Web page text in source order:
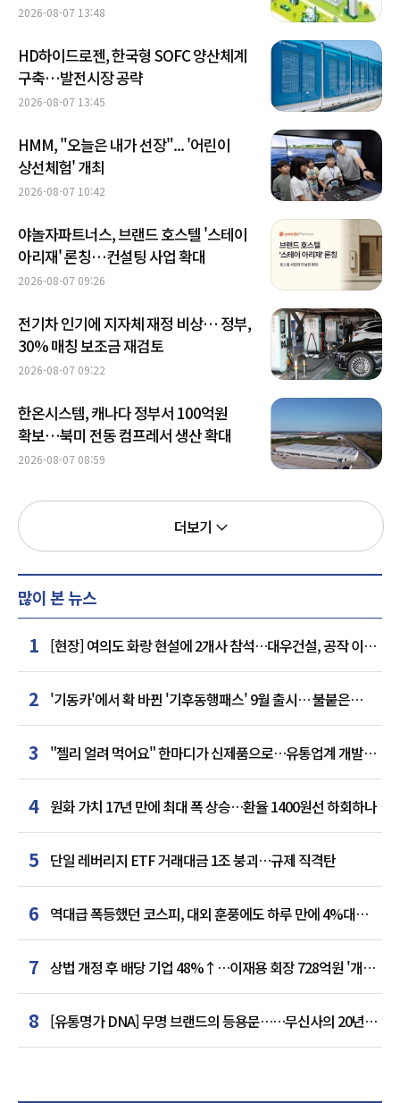
2026-08-07 13:48
HD하이드로젠, 한국형 SOFC 양산체계
구축…발전시장 공략
2026-08-07 13:45
HMM, "오늘은 내가 선장"... '어린이
상선체험' 개최
2026-08-07 10:42
야놀자파트너스, 브랜드 호스텔 '스테이
아리재' 론칭…컨설팅 사업 확대
2026-08-07 09:26
전기차 인기에 지자체 재정 비상… 정부,
30% 매칭 보조금 재검토
2026-08-07 09:22
한온시스템, 캐나다 정부서 100억원
확보…북미 전동 컴프레서 생산 확대
2026-08-07 08:59
더보기
많이 본 뉴스
1 [현장] 여의도 화랑 현설에 2개사 참석…대우건설, 공작 이어
추가 거점 확보하나
2 '기동카'에서 확 바뀐 '기후동행패스' 9월 출시… 불붙은
카드사 경쟁
3
"젤리 얼려 먹어요" 한마디가 신제품으로…유통업계 개발실
된 SNS
4 원화 가치 17년 만에 최대 폭 상승…환율 1400원선 하회하나
5 단일 레버리지 ETF 거래대금 1조 붕괴…규제 직격탄
6 역대급 폭등했던 코스피, 대외 훈풍에도 하루 만에 4%대
급락
7 상법 개정 후 배당 기업 48%↑…이재용 회장 728억원 '개인
최다'
8 [유통명가 DNA] 무명 브랜드의 등용문……무신사의 20년
플랫폼 혁명